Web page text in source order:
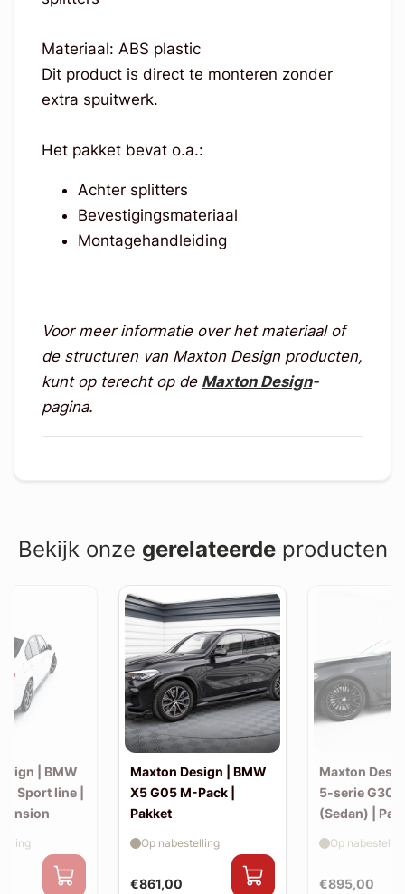
Materiaal: ABS plastic
Dit product is direct te monteren zonder
extra spuitwerk.
Het pakket bevat o.a.:
Achter splitters
Bevestigingsmateriaal
Montagehandleiding
Voor meer informatie over het materiaal of
de structuren van Maxton Design producten,
kunt op terecht op de Maxton Design-
pagina.
Bekijk onze gerelateerdeproducten
| BMW
Sport line |
Maxton Design | BMW
X5 G05 M-Pack |
Pakket
€861,00
Op nabestelling
Maxton
5-serie G30
(Sedan) |
€895,00
Op